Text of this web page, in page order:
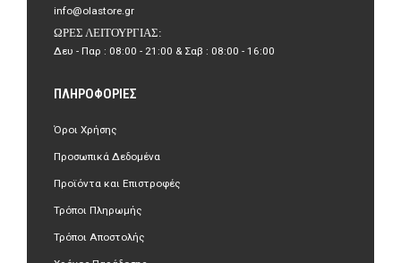
info@olastore.gr
ΏΡΕΣ ΛΕΙΤΟΥΡΓΊΑΣ:
Δευ - Παρ : 08:00 - 21:00 & Σαβ : 08:00 - 16:00
ΠΛΗΡΟΦΟΡΊΕΣ
Όροι Χρήσης
Προσωπικά Δεδομένα
Προϊόντα και Επιστροφές
Τρόποι Πληρωμής
Τρόποι Αποστολής